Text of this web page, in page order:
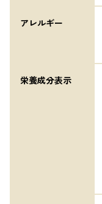
アレルギー
栄養成分表示